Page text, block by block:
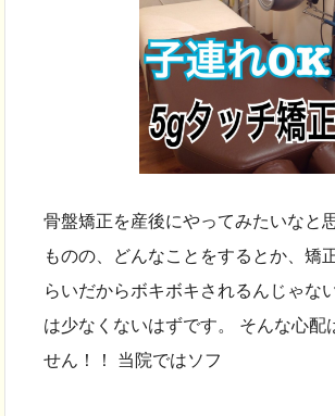
骨盤矯正を産後にやってみたいなと
ものの、どんなことをするとか、矯
らいだからボキボキされるんじゃな
は少なくないはずです。 そんな心配
せん！！ 当院ではソフ